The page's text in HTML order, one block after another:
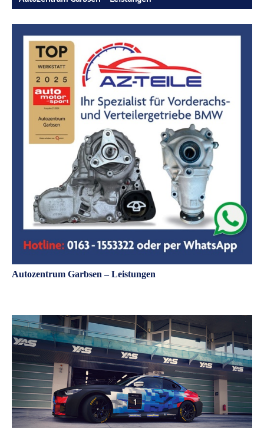
Autozentrum Garbsen – Leistungen